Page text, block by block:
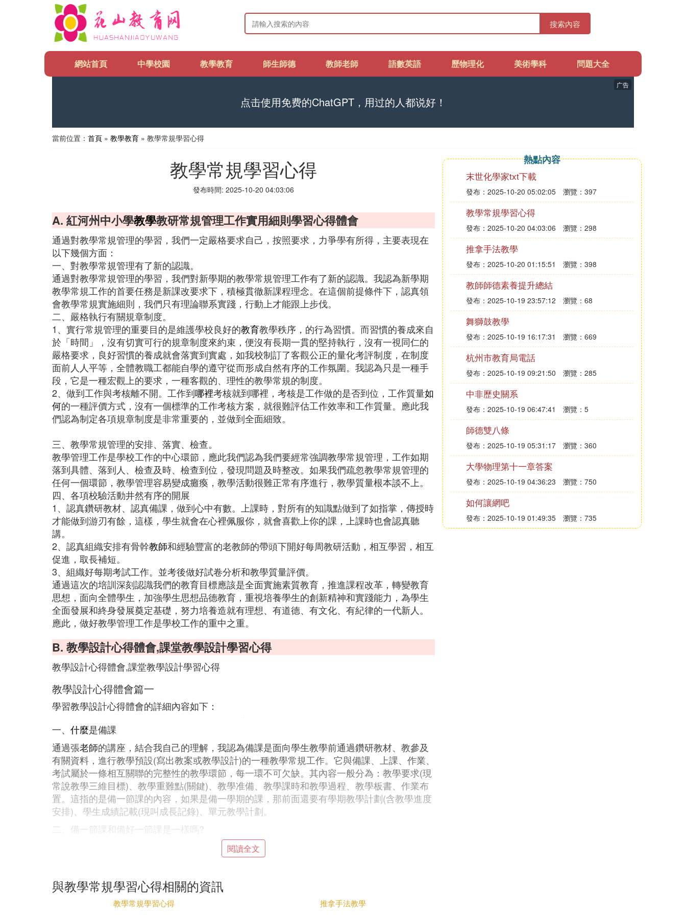
搜索內容
網站首頁 中學校園 教學教育 師生師德 教師老師 語數英語 歷物理化 美術學科 問題大全
点击使用免费的ChatGPT，用过的人都说好！
广告
當前位置： 首頁 » 教學教育 » 教學常規學習心得
教學常規學習心得
發布時間: 2025-10-20 04:03:06
A. 紅河州中小學教學教研常規管理工作實用細則學習心得體會
通過對教學常規管理的學習，我們一定嚴格要求自己，按照要求，力爭學有所得，主要表現在
以下幾個方面：
一、對教學常規管理有了新的認識。
通過對教學常規管理的學習，我們對新學期的教學常規管理工作有了新的認識。我認為新學期
教學常規工作的首要任務是新課改要求下，積極貫徹新課程理念。在這個前提條件下，認真領
會教學常規實施細則，我們只有理論聯系實踐，行動上才能跟上步伐。
二、嚴格執行有關規章制度。
1、實行常規管理的重要目的是維護學校良好的教育教學秩序，的行為習慣。而習慣的養成來自
於「時間」，沒有切實可行的規章制度來約束，便沒有長期一貫的堅持執行，沒有一視同仁的
嚴格要求，良好習慣的養成就會落實到實處，如我校制訂了客觀公正的量化考評制度，在制度
面前人人平等，全體教職工都能自學的遵守從而形成自然有序的工作氛圍。我認為只是一種手
段，它是一種宏觀上的要求，一種客觀的、理性的教學常規的制度。
2、做到工作與考核離不開。工作到哪裡考核就到哪裡，考核是工作做的是否到位，工作質量如
何的一種評價方式，沒有一個標準的工作考核方案，就很難評估工作效率和工作質量。應此我
們認為制定各項規章制度是非常重要的，並做到全面細致。
三、教學常規管理的安排、落實、檢查。
教學管理工作是學校工作的中心環節，應此我們認為我們要經常強調教學常規管理，工作如期
落到具體、落到人、檢查及時、檢查到位，發現問題及時整改。如果我們疏忽教學常規管理的
任何一個環節，教學管理容易變成癱瘓，教學活動很難正常有序進行，教學質量根本談不上。
四、各項校驗活動井然有序的開展
1、認真鑽研教材、認真備課，做到心中有數。上課時，對所有的知識點做到了如指掌，傳授時
才能做到游刃有餘，這樣，學生就會在心裡佩服你，就會喜歡上你的課，上課時也會認真聽
講。
2、認真組織安排有骨幹教師和經驗豐富的老教師的帶頭下開好每周教研活動，相互學習，相互
促進，取長補短。
3、組織好每期考試工作。並考後做好試卷分析和教學質量評價。
通過這次的培訓深刻認識我們的教育目標應該是全面實施素質教育，推進課程改革，轉變教育
思想，面向全體學生，加強學生思想品德教育，重視培養學生的創新精神和實踐能力，為學生
全面發展和終身發展奠定基礎，努力培養造就有理想、有道德、有文化、有紀律的一代新人。
應此，做好教學管理工作是學校工作的重中之重。
B. 教學設計心得體會,課堂教學設計學習心得
教學設計心得體會,課堂教學設計學習心得
教學設計心得體會篇一
學習教學設計心得體會的詳細內容如下：
一、 什麼是備課
通過張老師的講座，結合我自己的理解，我認為備課是面向學生教學前通過鑽研教材、教參及
有關資料，進行教學預設(寫出教案或教學設計)的一種教學常規工作。它與備課、上課、作業、
考試屬於一條相互關聯的完整性的教學環節，每一環不可欠缺。其內容一般分為：教學要求(現
常說教學三維目標)、教學重難點(關鍵)、教學准備、教學課時和教學過程、教學板書、作業布
置。這指的是備一節課的內容，如果是備一學期的課，那前面還要有學期教學計劃(含教學進度
安排)、學生成績記載(現叫成長記錄)、單元教學計劃。
二、備一節課和備好一節課是一樣嗎?
備一節課，就按備課的一系列環節把教學預設的內容完成了就行。而備好一節課，那就難了。
有人說把一節課備出來上成了一節優質課就備好了，這算備好了一節課。其實，備好一節課需
歷。」 是啊，備課——伴隨我們一生的，我們只有心中有愛，不斷積淀，不斷創新，我們的課
才能常備常新，享受教學帶給我們的無窮樂趣。所以，我覺得要備好一節課，並非易事。蘇霍
姆林斯基說：「一個教師一輩子都在備課。」的確，有效備課，優化備課環節對我們教師顯得
閱讀全文
與教學常規學習心得相關的資訊
教學常規學習心得
推拿手法教學
熱點內容
末世化學家txt下載
發布：2025-10-20 05:02:05 瀏覽：397
教學常規學習心得
發布：2025-10-20 04:03:06 瀏覽：298
推拿手法教學
發布：2025-10-20 01:15:51 瀏覽：398
教師師德素養提升總結
發布：2025-10-19 23:57:12 瀏覽：68
舞獅鼓教學
發布：2025-10-19 16:17:31 瀏覽：669
杭州市教育局電話
發布：2025-10-19 09:21:50 瀏覽：285
中非歷史關系
發布：2025-10-19 06:47:41 瀏覽：5
師德雙八條
發布：2025-10-19 05:31:17 瀏覽：360
大學物理第十一章答案
發布：2025-10-19 04:36:23 瀏覽：750
如何讓網吧
發布：2025-10-19 01:49:35 瀏覽：735